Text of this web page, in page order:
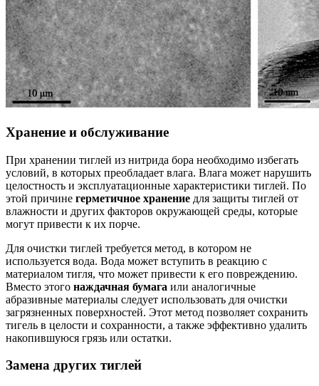
Хранение и обслуживание
При хранении тиглей из нитрида бора необходимо избегать
условий, в которых преобладает влага. Влага может нарушить
целостность и эксплуатационные характеристики тиглей. По
этой причине герметичное хранение для защиты тиглей от
влажности и других факторов окружающей среды, которые
могут привести к их порче.
Для очистки тиглей требуется метод, в котором не
используется вода. Вода может вступить в реакцию с
материалом тигля, что может привести к его повреждению.
Вместо этого наждачная бумага или аналогичные
абразивные материалы следует использовать для очистки
загрязненных поверхностей. Этот метод позволяет сохранить
тигель в целости и сохранности, а также эффективно удалить
накопившуюся грязь или остатки.
Замена других тиглей